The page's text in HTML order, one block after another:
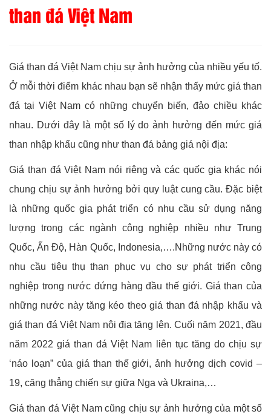
than đá Việt Nam
Giá than đá Việt Nam chịu sự ảnh hưởng của nhiều yếu tố.
Ở mỗi thời điểm khác nhau bạn sẽ nhận thấy mức giá than
đá tại Việt Nam có những chuyển biến, đảo chiều khác
nhau. Dưới đây là một số lý do ảnh hưởng đến mức giá
than nhập khẩu cũng như than đá bảng giá nội địa:
Giá than đá Việt Nam nói riêng và các quốc gia khác nói
chung chịu sự ảnh hưởng bởi quy luật cung cầu. Đặc biệt
là những quốc gia phát triển có nhu cầu sử dụng năng
lượng trong các ngành công nghiệp nhiều như Trung
Quốc, Ấn Độ, Hàn Quốc, Indonesia,….Những nước này có
nhu cầu tiêu thụ than phục vụ cho sự phát triển công
nghiệp trong nước đứng hàng đầu thế giới. Giá than của
những nước này tăng kéo theo giá than đá nhập khẩu và
giá than đá Việt Nam nội địa tăng lên. Cuối năm 2021, đầu
năm 2022 giá than đá Việt Nam liên tục tăng do chịu sự
‘náo loạn” của giá than thế giới, ảnh hưởng dịch covid –
19, căng thẳng chiến sự giữa Nga và Ukraina,…
Giá than đá Việt Nam cũng chịu sự ảnh hưởng của một số